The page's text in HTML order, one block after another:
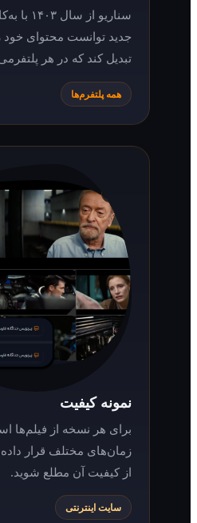
سناریو از سال ۱۴۰۳ با به‌کارگیری
تبدیل کند که در هر پلتفرمی قابل
همه پلتفرم‌ها
نمونه کیفیت
برای هر نسخه از فیلم‌ها
زمان‌های مختلف قرار داده‌ایم تا پیش
از کیفیت آن مطلع شوید.
سایت اینترنتی